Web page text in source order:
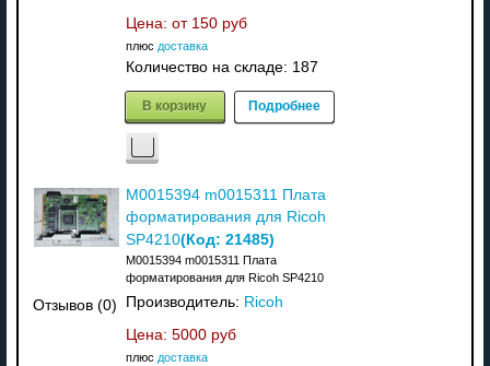
Цена: от 150 руб
плюс доставка
Количество на складе: 187
В корзину Подробнее
Отзывов (0)
M0015394 m0015311 Плата
форматирования для Ricoh
SP4210(Код: 21485)
M0015394 m0015311 Плата
форматирования для Ricoh SP4210
Производитель: Ricoh
Цена: 5000 руб
плюс доставка